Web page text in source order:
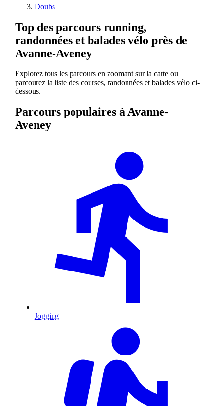
Doubs
Top des parcours running,
randonnées et balades vélo près de
Avanne-Aveney
Explorez tous les parcours en zoomant sur la carte ou
parcourez la liste des courses, randonnées et balades vélo ci-
dessous.
Parcours populaires à Avanne-
Aveney
Jogging